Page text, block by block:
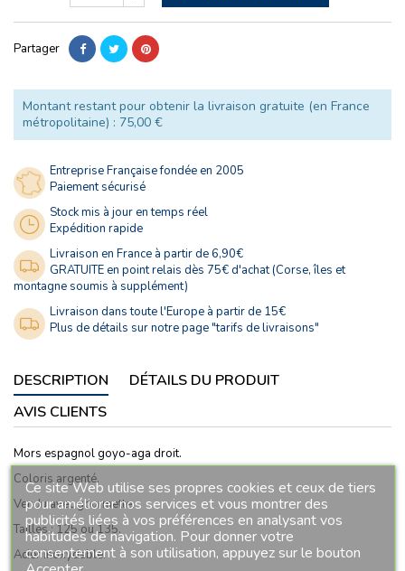
Partager
Montant restant pour obtenir la livraison gratuite (en France
métropolitaine) : 75,00 €
Entreprise Française fondée en 2005
Paiement sécurisé
Stock mis à jour en temps réel
Expédition rapide
Livraison en France à partir de 6,90€
GRATUITE en point relais dès 75€ d'achat (Corse, îles et
montagne soumis à supplément)
Livraison dans toute l'Europe à partir de 15€
Plus de détails sur notre page "tarifs de livraisons"
DESCRIPTION
DÉTAILS DU PRODUIT
AVIS CLIENTS
Mors espagnol goyo-aga droit.
Coloris argenté.
Vendu avec gourmette.
Tailles : 125 ou 135.
Acier inoxydable.
Ce site Web utilise ses propres cookies et ceux de tiers
pour améliorer nos services et vous montrer des
publicités liées à vos préférences en analysant vos
habitudes de navigation. Pour donner votre
consentement à son utilisation, appuyez sur le bouton